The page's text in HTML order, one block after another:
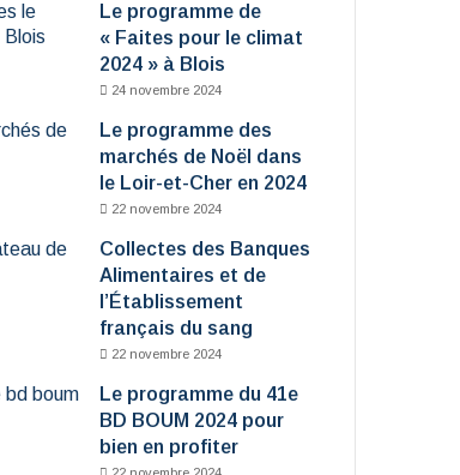
Le programme de
« Faites pour le climat
2024 » à Blois
24 novembre 2024
Le programme des
marchés de Noël dans
le Loir-et-Cher en 2024
22 novembre 2024
Collectes des Banques
Alimentaires et de
l’Établissement
français du sang
22 novembre 2024
Le programme du 41e
BD BOUM 2024 pour
bien en profiter